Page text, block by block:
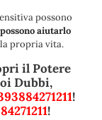
possono
aiutarlo
propria vita.
il Potere
Dubbi,
!
!